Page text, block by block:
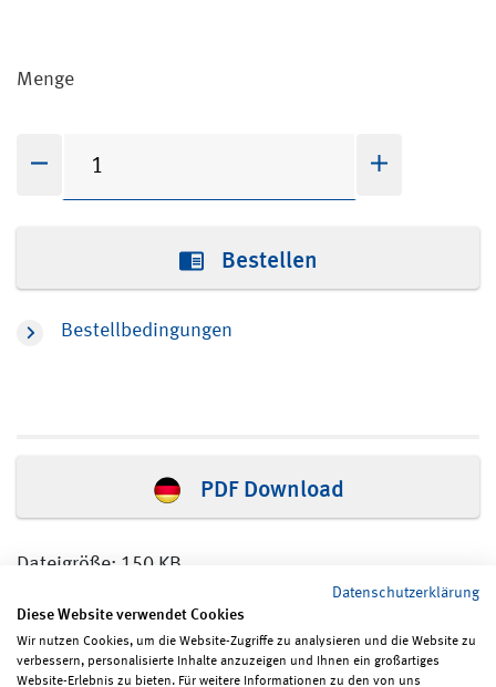
Menge
Bestellen
Bestellbedingungen
PDF Download
Dateigröße: 150 KB
Seite teilen Seite drucken
Datenschutzerklärung
Diese Website verwendet Cookies
Wir nutzen Cookies, um die Website-Zugriffe zu analysieren und die Website zu
verbessern, personalisierte Inhalte anzuzeigen und Ihnen ein großartiges
Website-Erlebnis zu bieten. Für weitere Informationen zu den von uns